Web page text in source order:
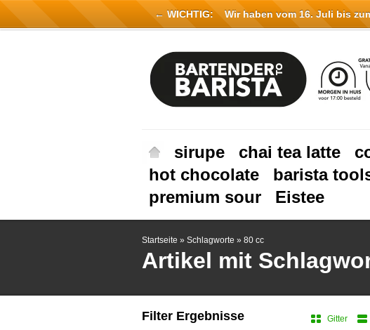
sirupe chai tea latte
hot chocolate
barista
premium sour
Eistee
Startseite » Schlagworte » 80 cc
Artikel mit
Gitter
Filter Ergebnisse
← WICHTIG:Wir haben vom 16. Juli bis